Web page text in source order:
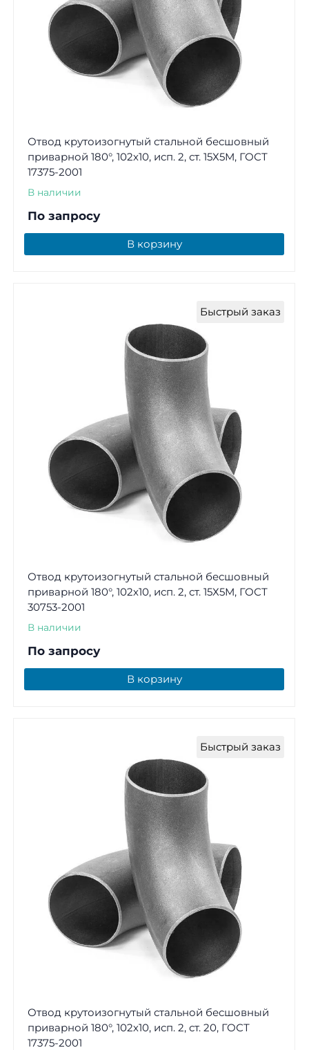
Отвод крутоизогнутый стальной бесшовный
приварной 180°, 102х10, исп. 2, ст. 15Х5М, ГОСТ
17375-2001
В наличии
По запросу
В корзину
Быстрый заказ
Отвод крутоизогнутый стальной бесшовный
приварной 180°, 102х10, исп. 2, ст. 15Х5М, ГОСТ
30753-2001
В наличии
По запросу
В корзину
Быстрый заказ
Отвод крутоизогнутый стальной бесшовный
приварной 180°, 102х10, исп. 2, ст. 20, ГОСТ
17375-2001